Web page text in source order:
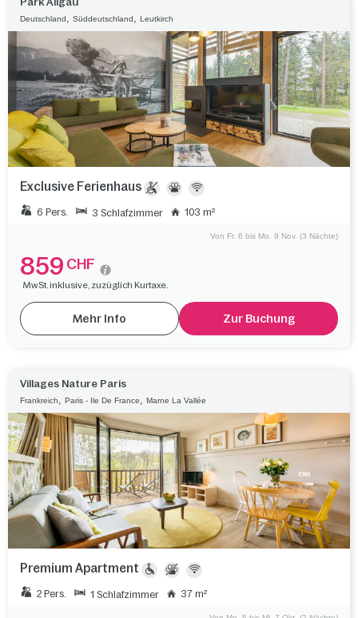
Deutschland, Süddeutschland, Leutkirch
Exclusive Ferienhaus
6 Pers. 3 Schlafzimmer 103 m²
Von Fr. 6 bis Mo. 9 Nov. (3 Nächte)
859 CHF
MwSt. inklusive, zuzüglich Kurtaxe.
Mehr Info Zur Buchung
Villages Nature Paris
Frankreich, Paris - Ile De France, Marne La Vallée
Premium Apartment
2 Pers. 1 Schlafzimmer 37 m²